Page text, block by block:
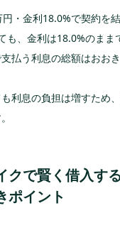
・金利18.0%で契約を
も、金利は18.0%のまま
払う利息の総額はおおき
利息の負担は増すため
クで賢く借入す
ポイント